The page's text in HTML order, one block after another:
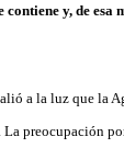
y, de
a la luz que la
preocupación